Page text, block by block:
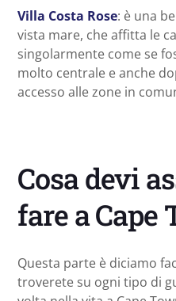
Villa Costa Rose: è una
vista mare, che affitta le
singolarmente come se
molto centrale e anche
accesso alle zone in
Cosa devi
fare a Cape
Questa parte è diciamo
troverete su ogni tipo di